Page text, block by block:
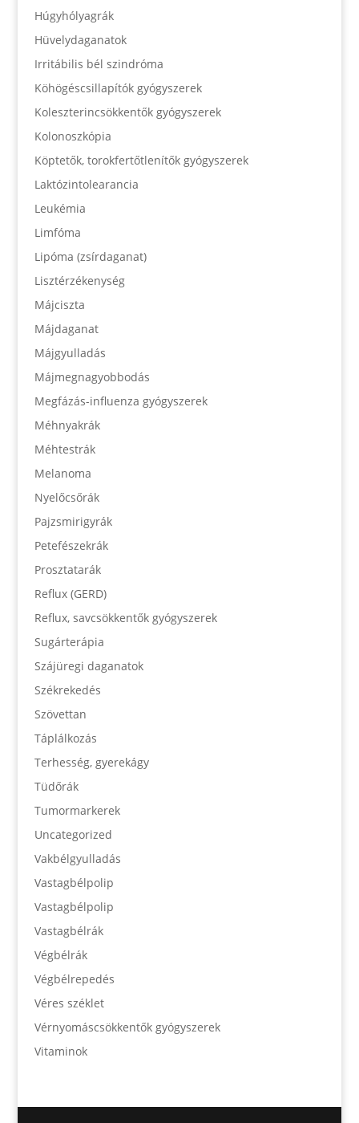
Húgyhólyagrák
Hüvelydaganatok
Irritábilis bél szindróma
Köhögéscsillapítók gyógyszerek
Koleszterincsökkentők gyógyszerek
Kolonoszkópia
Köptetők, torokfertőtlenítők gyógyszerek
Laktózintolearancia
Leukémia
Limfóma
Lipóma (zsírdaganat)
Lisztérzékenység
Májciszta
Májdaganat
Májgyulladás
Májmegnagyobbodás
Megfázás-influenza gyógyszerek
Méhnyakrák
Méhtestrák
Melanoma
Nyelőcsőrák
Pajzsmirigyrák
Petefészekrák
Prosztatarák
Reflux (GERD)
Reflux, savcsökkentők gyógyszerek
Sugárterápia
Szájüregi daganatok
Székrekedés
Szövettan
Táplálkozás
Terhesség, gyerekágy
Tüdőrák
Tumormarkerek
Uncategorized
Vakbélgyulladás
Vastagbélpolip
Vastagbélpolip
Vastagbélrák
Végbélrák
Végbélrepedés
Véres széklet
Vérnyomáscsökkentők gyógyszerek
Vitaminok